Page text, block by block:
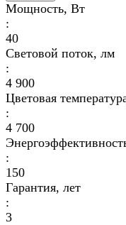
Мощность, Вт
:
40
Световой поток, лм
:
4 900
Цветовая
:
4 700
:
150
Гарантия, лет
:
3